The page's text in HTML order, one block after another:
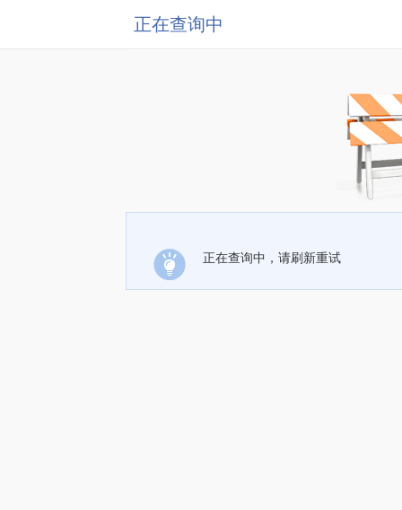
正在查询中
正在查询中，请刷新重试